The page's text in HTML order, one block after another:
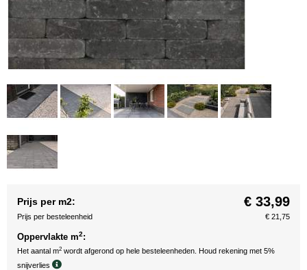
Prijs per m2: € 33,99
Prijs per besteleenheid € 21,75
Oppervlakte m2:
Het aantal m2 wordt afgerond op hele besteleenheden. Houd rekening met 5%
snijverlies